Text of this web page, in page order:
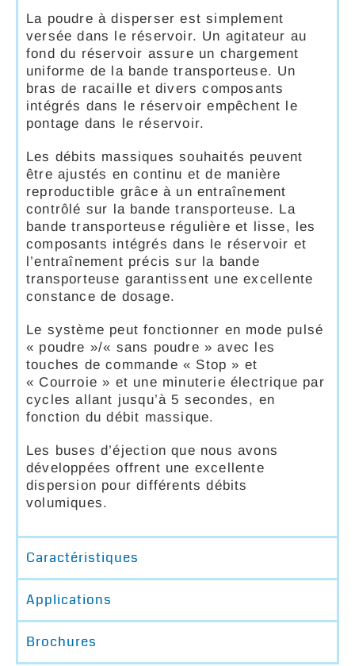
La poudre à disperser est simplement
versée dans le réservoir. Un agitateur au
fond du réservoir assure un chargement
uniforme de la bande transporteuse. Un
bras de racaille et divers composants
intégrés dans le réservoir empêchent le
pontage dans le réservoir.
Les débits massiques souhaités peuvent
être ajustés en continu et de manière
reproductible grâce à un entraînement
contrôlé sur la bande transporteuse. La
bande transporteuse régulière et lisse, les
composants intégrés dans le réservoir et
l’entraînement précis sur la bande
transporteuse garantissent une excellente
constance de dosage.
Le système peut fonctionner en mode pulsé
« poudre »/« sans poudre » avec les
touches de commande « Stop » et
« Courroie » et une minuterie électrique par
cycles allant jusqu’à 5 secondes, en
fonction du débit massique.
Les buses d’éjection que nous avons
développées offrent une excellente
dispersion pour différents débits
volumiques.
Caractéristiques
Applications
Brochures